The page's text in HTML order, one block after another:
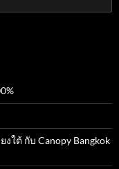
ใต้ กับ Canopy Bangkok